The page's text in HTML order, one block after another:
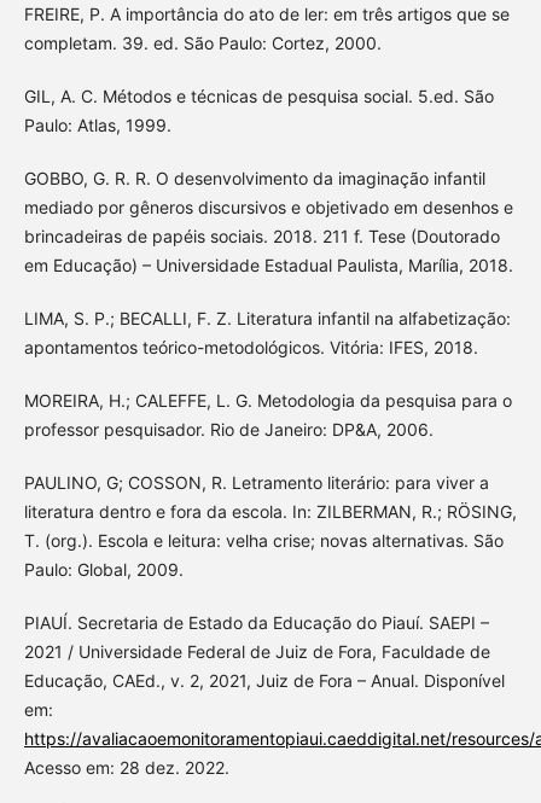
FREIRE, P. A importância do ato de ler: em três artigos que se
completam. 39. ed. São Paulo: Cortez, 2000.
GIL, A. C. Métodos e técnicas de pesquisa social. 5.ed. São
Paulo: Atlas, 1999.
GOBBO, G. R. R. O desenvolvimento da imaginação infantil
mediado por gêneros discursivos e objetivado em desenhos e
brincadeiras de papéis sociais. 2018. 211 f. Tese (Doutorado
em Educação) – Universidade Estadual Paulista, Marília, 2018.
LIMA, S. P.; BECALLI, F. Z. Literatura infantil na alfabetização:
apontamentos teórico-metodológicos. Vitória: IFES, 2018.
MOREIRA, H.; CALEFFE, L. G. Metodologia da pesquisa para o
professor pesquisador. Rio de Janeiro: DP&A, 2006.
PAULINO, G; COSSON, R. Letramento literário: para viver a
literatura dentro e fora da escola. In: ZILBERMAN, R.; RÖSING,
T. (org.). Escola e leitura: velha crise; novas alternativas. São
Paulo: Global, 2009.
PIAUÍ. Secretaria de Estado da Educação do Piauí. SAEPI –
2021 / Universidade Federal de Juiz de Fora, Faculdade de
Educação, CAEd., v. 2, 2021, Juiz de Fora – Anual. Disponível
em:
https://avaliacaoemonitoramentopiaui.caeddigital.net/
Acesso em: 28 dez. 2022.